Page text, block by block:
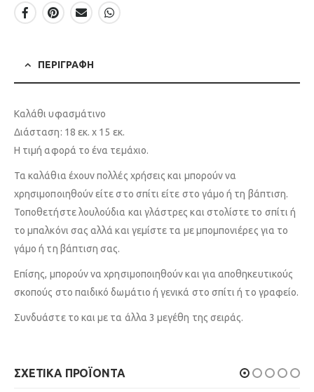
ΠΕΡΙΓΡΑΦΉ
Καλάθι υφασμάτινο
Διάσταση: 18 εκ. x 15 εκ.
Η τιμή αφορά το ένα τεμάχιο.
Τα καλάθια έχουν πολλές χρήσεις και μπορούν να
χρησιμοποιηθούν είτε στο σπίτι είτε στο γάμο ή τη βάπτιση.
Τοποθετήστε λουλούδια και γλάστρες και στολίστε το σπίτι ή
το μπαλκόνι σας αλλά και γεμίστε τα με μπομπονιέρες για το
γάμο ή τη βάπτιση σας.
Επίσης, μπορούν να χρησιμοποιηθούν και για αποθηκευτικούς
σκοπούς στο παιδικό δωμάτιο ή γενικά στο σπίτι ή το γραφείο.
Συνδυάστε το και με τα άλλα 3 μεγέθη της σειράς.
ΣΧΕΤΙΚΆ ΠΡΟΪΌΝΤΑ